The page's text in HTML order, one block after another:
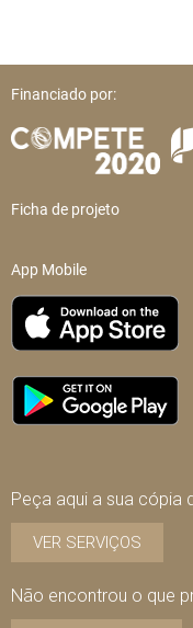
Financiado por:
Ficha de projeto
App Mobile
Peça aqui a sua cópia
VER SERVIÇOS
Não encontrou o que